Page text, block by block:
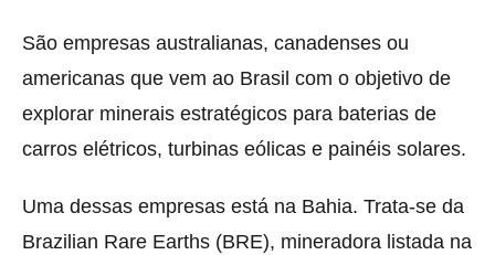
São empresas australianas, canadenses ou
americanas que vem ao Brasil com o objetivo de
explorar minerais estratégicos para baterias de
carros elétricos, turbinas eólicas e painéis solares.
Uma dessas empresas está na Bahia. Trata-se da
Brazilian Rare Earths (BRE), mineradora listada na